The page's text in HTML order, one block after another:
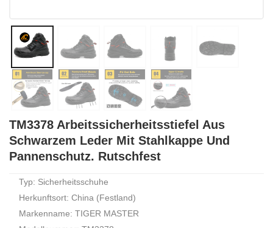
TM3378 Arbeitssicherheitsstiefel Aus
Schwarzem Leder Mit Stahlkappe Und
Pannenschutz. Rutschfest
Typ: Sicherheitsschuhe
Herkunftsort: China (Festland)
Markenname: TIGER MASTER